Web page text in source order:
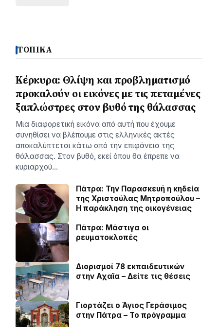
ΤΟΠΙΚΑ
Κέρκυρα: Θλίψη και προβληματισμό
προκαλούν οι εικόνες με τις πεταμένες
ξαπλώστρες στον βυθό της θάλασσας
Μια διαφορετική εικόνα από αυτή που έχουμε
συνηθίσει να βλέπουμε στις ελληνικές ακτές
αποκαλύπτεται κάτω από την επιφάνεια της
θάλασσας. Στον βυθό, εκεί όπου θα έπρεπε να
κυριαρχού…
Πάτρα: Την Παρασκευή η κηδεία
της Χριστούλας Μητροπούλου –
Η παράκληση της οικογένειας
Πάτρα: Μάστιγα οι
ρευµατοκλοπές
Διορισμοί 78 εκπαιδευτικών
στην Αχαϊα – Δείτε τις θέσεις
Γιορτάζει ο Άγιος Γεράσιμος
στην Πάτρα – Το πρόγραμμα